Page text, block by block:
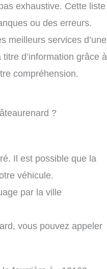
exhaustive. Cette liste
ou des erreurs.
meilleurs services d’une
d’information grâce à
compréhension.
?
Il est possible que la
véhicule.
par la ville
vous pouvez appeler